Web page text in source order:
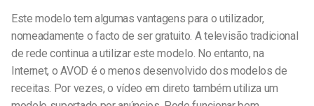
Este modelo tem algumas vantagens para o utilizador,
nomeadamente o facto de ser gratuito. A televisão tradicional
de rede continua a utilizar este modelo. No entanto, na
Internet, o AVOD é o menos desenvolvido dos modelos de
receitas. Por vezes, o vídeo em direto também utiliza um